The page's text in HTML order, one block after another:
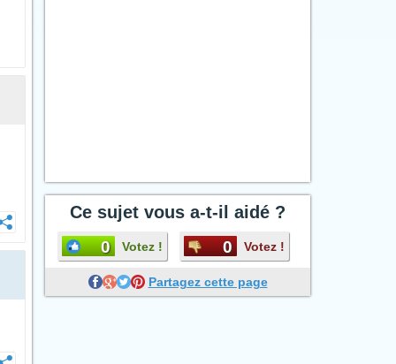
Ce sujet vous a-t-il aidé ?
0 Votez ! 0 Votez !
Partagez cette page